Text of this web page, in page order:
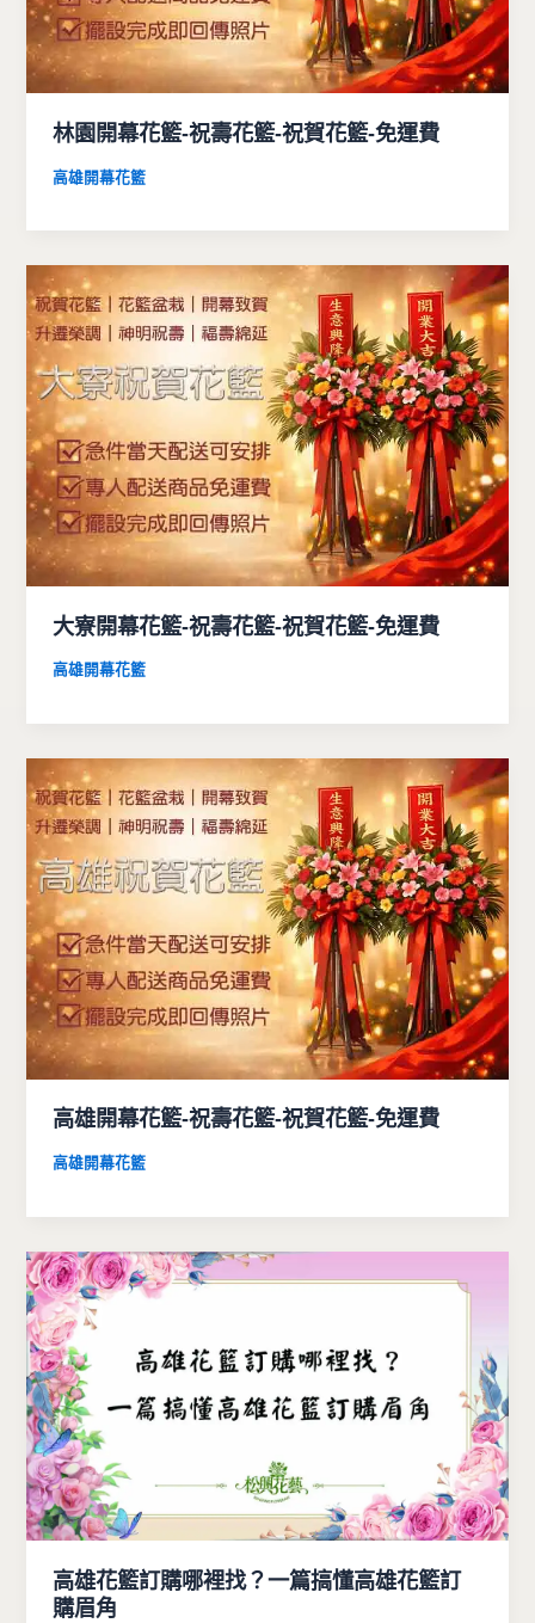
林園開幕花籃-祝壽花籃-祝賀花籃-免運費
高雄開幕花籃
大寮開幕花籃-祝壽花籃-祝賀花籃-免運費
高雄開幕花籃
高雄開幕花籃-祝壽花籃-祝賀花籃-免運費
高雄開幕花籃
高雄花籃訂購哪裡找？一篇搞懂高雄花籃訂
購眉角